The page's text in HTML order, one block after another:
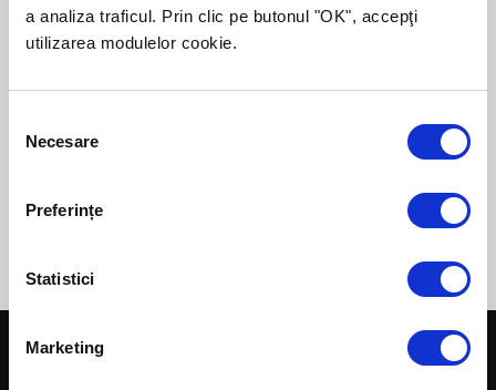
a analiza traficul. Prin clic pe butonul "OK", accepţi
utilizarea modulelor cookie.
Selection
Necesare
Preferințe
Statistici
Marketing
Despre autor:
Emanuel lucrează în cadrul biroului din
proiecte de finanţare pentru întreprinderi
Credite pentru afaceri